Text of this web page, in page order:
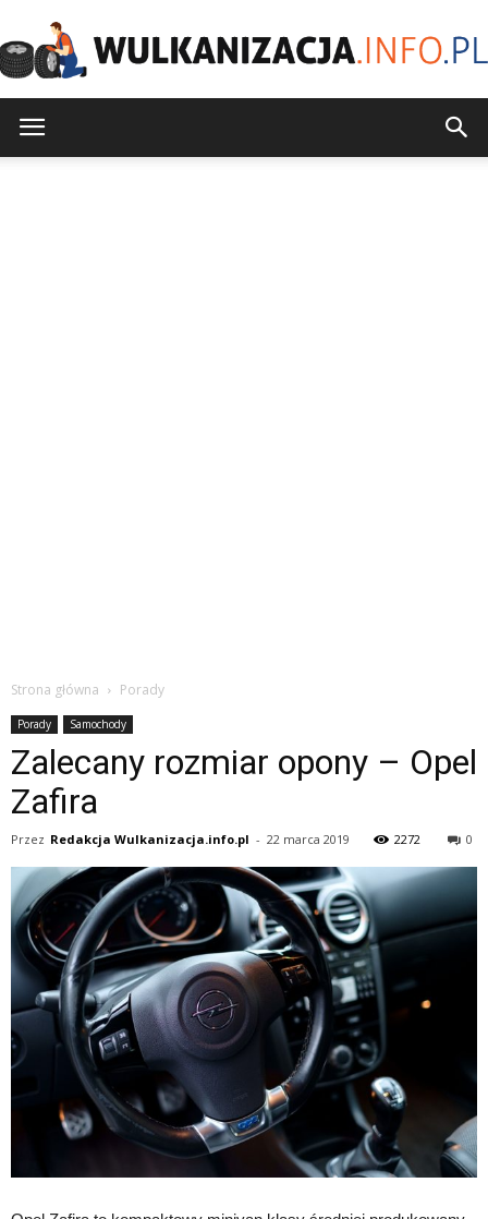
Strona główna Porady
Porady Samochody
Zalecany rozmiar opony – Opel
Zafira
Przez Redakcja Wulkanizacja.info.pl - 22 marca 2019 2272 0